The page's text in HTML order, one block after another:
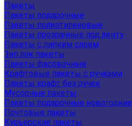
Пакеты
Пакеты подарочные
Пакеты полиэтиленовые
Пакеты прозрачные под ленту
Пакеты с липким слоем
Зип лок пакеты
Пакеты фасовочные
Крафтовые пакеты с ручками
Пакеты крафт без ручек
Мусорные пакеты
Пакеты подарочные новогодние
Почтовые пакеты
Курьерские пакеты